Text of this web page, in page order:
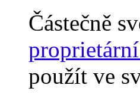
Částečně
použít ve